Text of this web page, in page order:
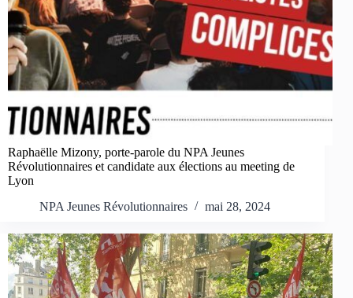
Raphaëlle Mizony, porte-parole du NPA Jeunes
Révolutionnaires et candidate aux élections au meeting de
Lyon
NPA Jeunes Révolutionnaires
mai 28, 2024